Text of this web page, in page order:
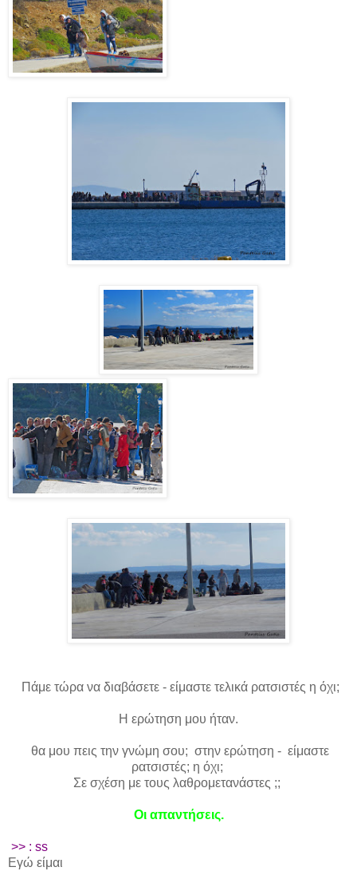
Πάμε τώρα να διαβάσετε - είμαστε τελικά ρατσιστές η όχι;
Η ερώτηση μου ήταν.
θα μου πεις την γνώμη σου; στην ερώτηση - είμαστε
ρατσιστές; η όχι;
Σε σχέση με τους λαθρομετανάστες ;;
Οι απαντήσεις.
>> : ss
Εγώ είμαι